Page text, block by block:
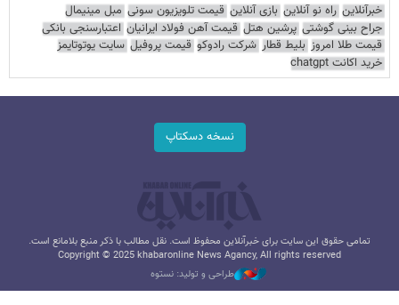
خبرآنلاین راه نو آنلاین بازی آنلاین قیمت تلویزیون سونی مبل مینیمال
جراح بینی گوشتی پرشین هتل قیمت آهن فولاد ایرانیان اعتبارسنجی بانکی
قیمت طلا امروز بلیط قطار شرکت رادوکو قیمت پروفیل سایت یوتوتایمز
خرید اکانت chatgpt
نسخه دسکتاپ
تمامی حقوق این سایت برای خبرآنلاین محفوظ است. نقل مطالب با ذکر منبع بلامانع است.
Copyright © 2025 khabaronline News Agancy, All rights reserved
طراحی و تولید: نستوه